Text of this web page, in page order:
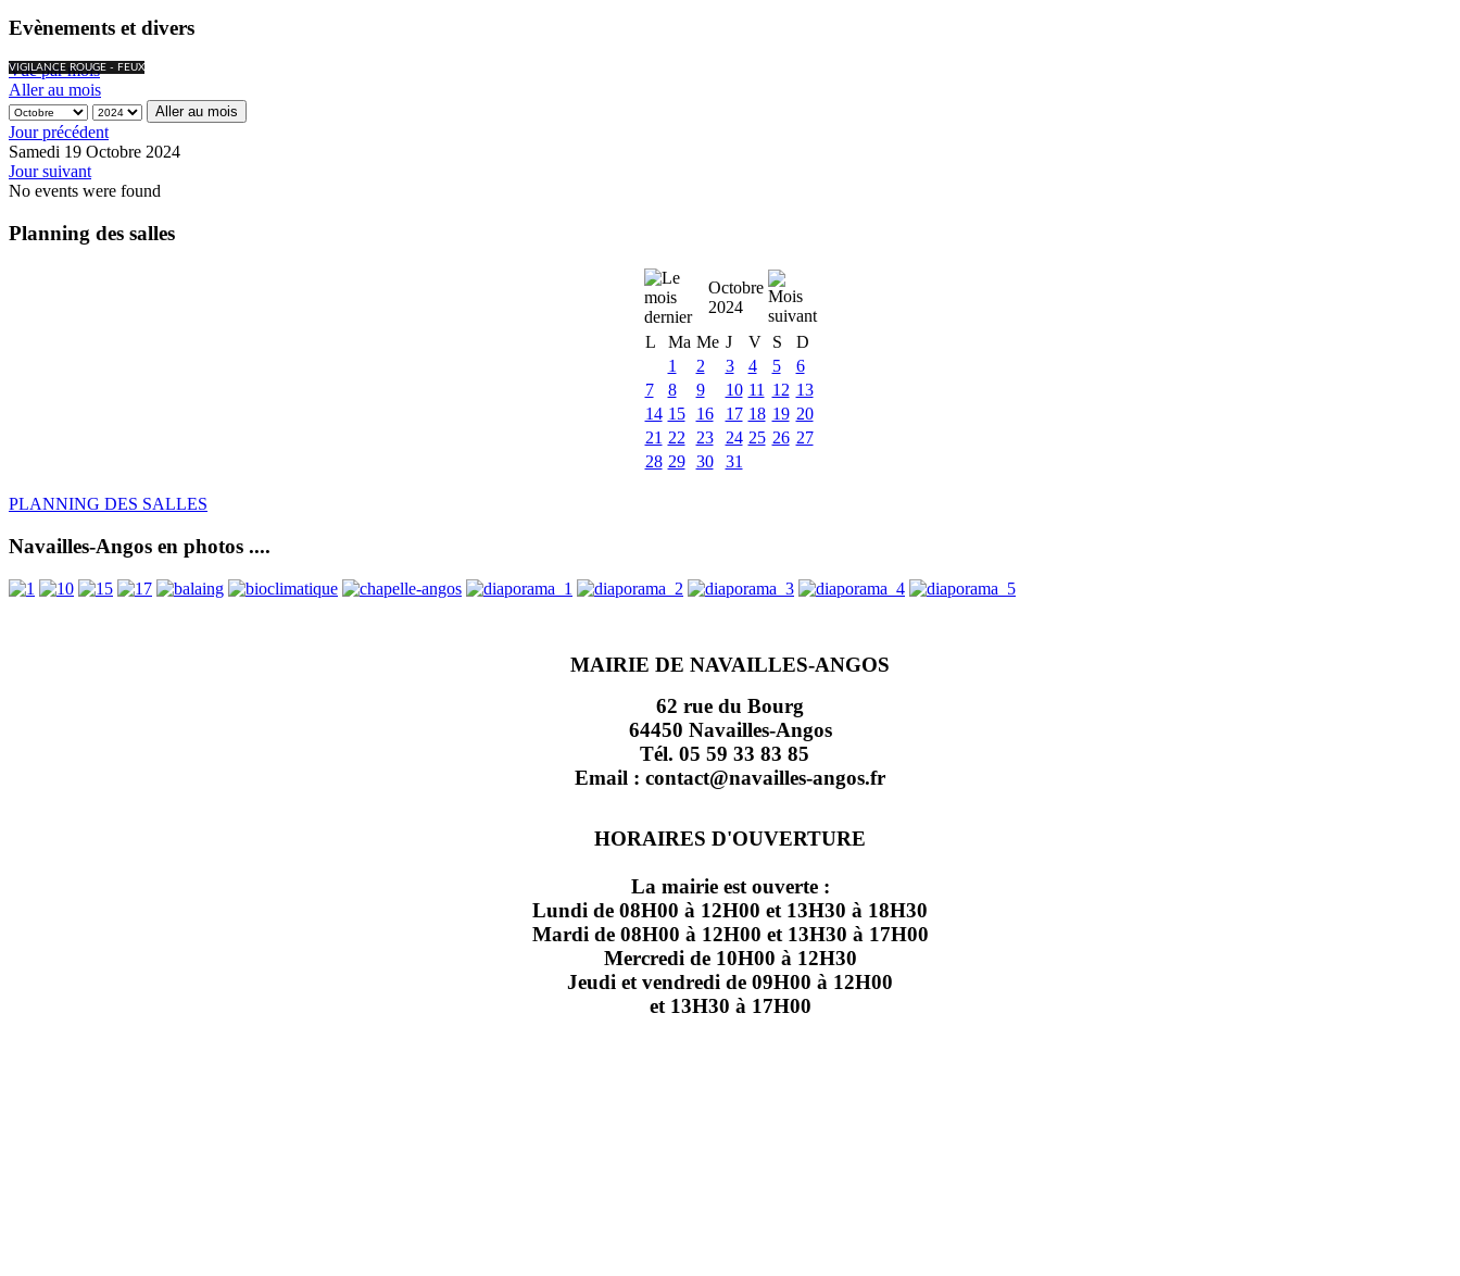
Evènements et divers
VIGILANCE ROUGE - FEUX
Vue par mois
Aller au mois
Aller au mois
Jour précédent
Samedi 19 Octobre 2024
Jour suivant
No events were found
Planning des salles
Octobre
2024
L
Ma Me J V S
D
1
2 3 4 5
6
7
8 9 10 11 12 13
14 15 16 17 18 19 20
21 22 23 24 25 26 27
28 29 30 31
PLANNING DES SALLES
Navailles-Angos en photos ....
MAIRIE DE NAVAILLES-ANGOS
62 rue du Bourg
64450 Navailles-Angos
Tél. 05 59 33 83 85
Email : contact@navailles-angos.fr
HORAIRES D'OUVERTURE
La mairie est ouverte :
Lundi de 08H00 à 12H00 et 13H30 à 18H30
Mardi de 08H00 à 12H00 et 13H30 à 17H00
Mercredi de 10H00 à 12H30
Jeudi et vendredi de 09H00 à 12H00
et 13H30 à 17H00